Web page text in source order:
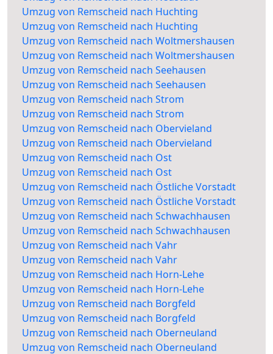
Umzug von Remscheid nach Huchting
Umzug von Remscheid nach Huchting
Umzug von Remscheid nach Woltmershausen
Umzug von Remscheid nach Woltmershausen
Umzug von Remscheid nach Seehausen
Umzug von Remscheid nach Seehausen
Umzug von Remscheid nach Strom
Umzug von Remscheid nach Strom
Umzug von Remscheid nach Obervieland
Umzug von Remscheid nach Obervieland
Umzug von Remscheid nach Ost
Umzug von Remscheid nach Ost
Umzug von Remscheid nach Östliche Vorstadt
Umzug von Remscheid nach Östliche Vorstadt
Umzug von Remscheid nach Schwachhausen
Umzug von Remscheid nach Schwachhausen
Umzug von Remscheid nach Vahr
Umzug von Remscheid nach Vahr
Umzug von Remscheid nach Horn-Lehe
Umzug von Remscheid nach Horn-Lehe
Umzug von Remscheid nach Borgfeld
Umzug von Remscheid nach Borgfeld
Umzug von Remscheid nach Oberneuland
Umzug von Remscheid nach Oberneuland